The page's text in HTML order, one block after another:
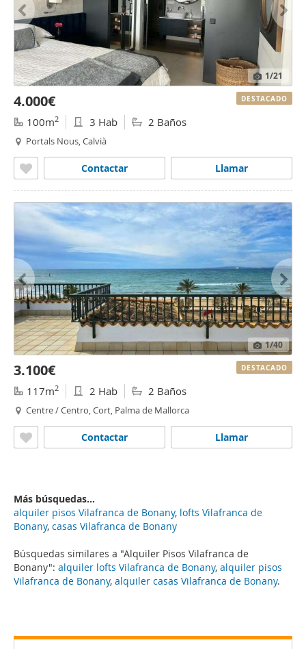
Búsquedas similares a "Alquiler Pisos Vilafranca de
Bonany": alquiler lofts Vilafranca de Bonany, alquiler pisos
Vilafranca de Bonany, alquiler casas Vilafranca de Bonany.
1/21
4.000€
100m2 3 Hab 2 Baños
Portals Nous, Calvià
Llamar
Contactar
DESTACADO
1/40
3.100€
117m2 2 Hab 2 Baños
Centre / Centro, Cort, Palma de Mallorca
Llamar
Contactar
DESTACADO
Más búsquedas...
alquiler pisos Vilafranca de Bonany, lofts Vilafranca de
Bonany, casas Vilafranca de Bonany